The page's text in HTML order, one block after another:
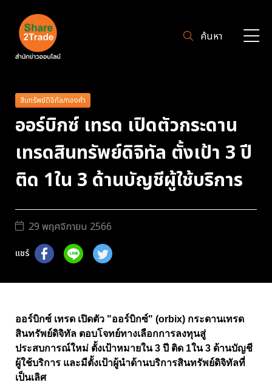
ค้นหา
สินทรัพย์ดิจิทัล/ทองคำ
ออร์บิกซ์ เทรด เปิดตัวกระดาน
เทรดสินทรัพย์ดิจิทัล ตั้งเป้า 3 ปี
ติด 1ใน 3 ด้านบัญชีผู้ใช้บริการ
29 พฤศจิกายน 2566
แชร์
ออร์บิกซ์ เทรด เปิดตัว "ออร์บิกซ์" (orbix) กระดานเทรด
สินทรัพย์ดิจิทัล ตอบโจทย์ทางเลือกการลงทุนสู่
ประสบการณ์ใหม่ ตั้งเป้าหมายใน 3 ปี ติด 1ใน 3 ด้านบัญชี
ผู้ใช้บริการ และมีตั้งเป้าผู้นำด้านบริการสินทรัพย์ดิจิทัลที่
เป็นเลิศ